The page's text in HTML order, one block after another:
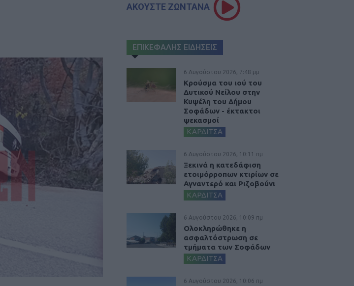
ΑΚΟΥΣΤΕ ΖΩΝΤΑΝΑ
ΕΠΙΚΕΦΑΛΗΣ ΕΙΔΗΣΕΙΣ
6 Αυγούστου 2026, 7:48 μμ
Κρούσμα του ιού του
Δυτικού Νείλου στην
Κυψέλη του Δήμου
Σοφάδων - έκτακτοι
ψεκασμοί
ΚΑΡΔΙΤΣΑ
6 Αυγούστου 2026, 10:11 πμ
Ξεκινά η κατεδάφιση
ετοιμόρροπων κτιρίων σε
Αγναντερό και Ριζοβούνι
ΚΑΡΔΙΤΣΑ
6 Αυγούστου 2026, 10:09 πμ
Ολοκληρώθηκε η
ασφαλτόστρωση σε
τμήματα των Σοφάδων
ΚΑΡΔΙΤΣΑ
6 Αυγούστου 2026, 10:06 πμ